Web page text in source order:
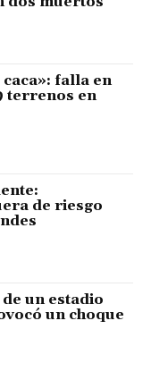
falla en
terrenos en
de riesgo
un estadio
un choque